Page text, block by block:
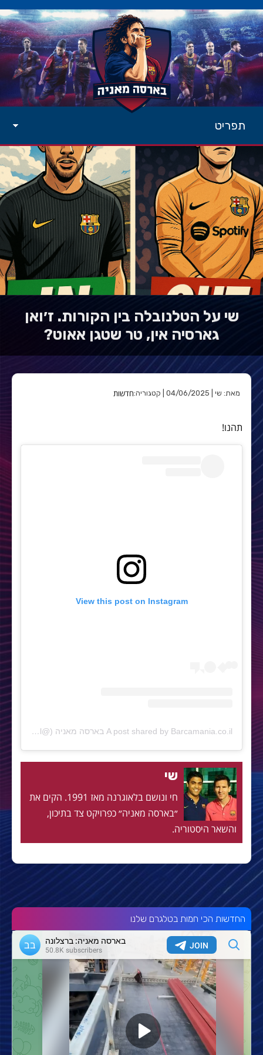
תפריט
שי על הטלנובלה בין הקורות. ז׳ואן
גארסיה אין, טר שטגן אאוט?
מאת: שי | 04/06/2025 | קטגוריה: חדשות
תהנו!
View this post on Instagram
A post shared by Barcamania.co.il בארסה מאניה (@barcamanil)
שי
חי ונושם בלאוגרנה מאז 1991. הקים את
״בארסה מאניה״ כפרויקט צד בתיכון,
והשאר היסטוריה.
החדשות הכי חמות בטלגרם שלנו